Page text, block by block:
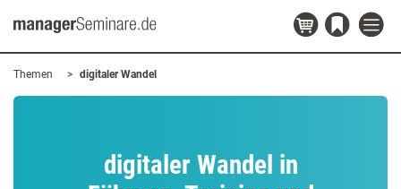
Themen digitaler Wandel
digitaler Wandel in